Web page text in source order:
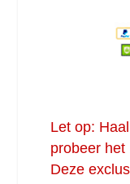
Let op:
probeer het
Deze